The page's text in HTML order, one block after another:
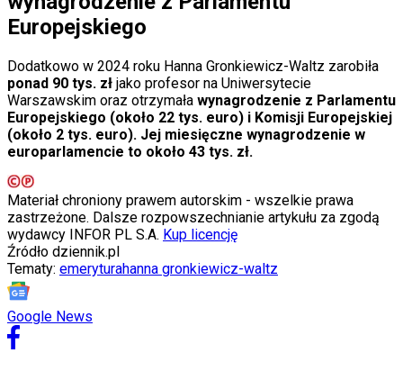
Teatr
Magia
Horoskopy
Numerologia
Sennik
Kody rabatowe
gazetaprawna.pl
Forsal.pl
INFOR.pl
ZdrowieGO.pl
Europejskiego
Dodatkowo w 2024 roku Hanna Gronkiewicz-Waltz zarobiła
ponad 90 tys. zł jako profesor na Uniwersytecie
Warszawskim oraz otrzymała wynagrodzenie z Parlamentu
Europejskiego (około 22 tys. euro) i Komisji Europejskiej
(około 2 tys. euro). Jej miesięczne wynagrodzenie w
europarlamencie to około 43 tys. zł.
Materiał chroniony prawem autorskim - wszelkie prawa
zastrzeżone. Dalsze rozpowszechnianie artykułu za zgodą
wydawcy INFOR PL S.A. Kup licencję
Źródło dziennik.pl
Tematy: emeryturahanna gronkiewicz-waltz
Google News